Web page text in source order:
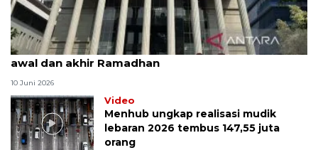
MK uji materi UU Peradilan Agama perihal isbat
awal dan akhir Ramadhan
10 Juni 2026
Video
Menhub ungkap realisasi mudik
lebaran 2026 tembus 147,55 juta
orang